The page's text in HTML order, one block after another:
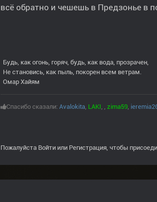
всё обратно и чешешь в Предзонье в
Будь, как огонь, горяч, будь, как вода, прозрачен,
Не становись, как пыль, покорен всем ветрам.
Омар Хайям
Спасибо сказали: Avalokita, LAKI, , zima59,
Пожалуйста Войти или Регистрация, чтобы